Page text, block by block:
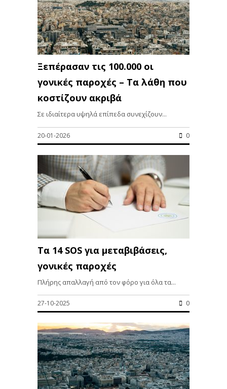
Ξεπέρασαν τις 100.000 οι
γονικές παροχές – Τα λάθη που
κοστίζουν ακριβά
Σε ιδιαίτερα υψηλά επίπεδα συνεχίζουν...
20-01-2026 0
Τα 14 SOS για μεταβιβάσεις,
γονικές παροχές
Πλήρης απαλλαγή από τον φόρο για όλα τα...
27-10-2025 0